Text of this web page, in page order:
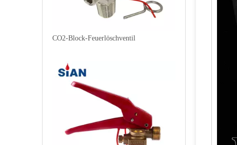
CO2-Block-Feuerlöschventil